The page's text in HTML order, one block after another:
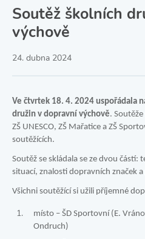
Soutěž školních
výchově
24. dubna 2024
Ve čtvrtek 18. 4. 2024 uspořádala
družin v dopravní výchově.
ZŠ UNESCO, ZŠ Mařatice a ZŠ
soutěžících.
Soutěž se skládala se ze dvou částí:
situací, znalosti dopravních značek
Všichni soutěžící si užili příjemné
místo – ŠD Sportovní (E.
Ondruch)